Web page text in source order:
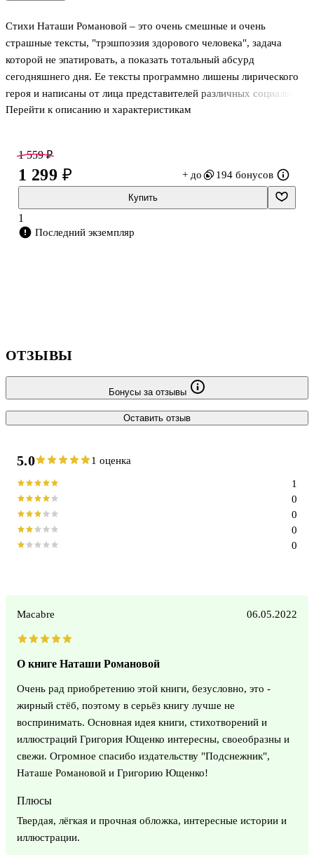
Стихи Наташи Романовой – это очень смешные и очень
страшные тексты, "трэшпоэзия здорового человека", задача
которой не эпатировать, а показать тотальный абсурд
сегодняшнего дня. Ее тексты программно лишены лирического
героя и написаны от лица представителей различных социальных
слоев современной России, воспроизводя особенности речи
исследование обыденного человеческого ужаса, обратной
стороной которого является мрачный инфернальный комизм.
"Учебник литературы для придурков" – это самая
концептуальная ее работа. Все тексты здесь объединены единой
сквозной темой: классики русской литературы
Перейти к описанию и характеристикам
1 559 ₽
1 299 ₽ + до 194 бонусов
Купить
1
Последний экземпляр
ОТЗЫВЫ
Бонусы за отзывы
Оставить отзыв
5.0 1 оценка
0
0
0
0
1
Macabre 06.05.2022
О книге Наташи Романовой
Очень рад приобретению этой книги, безусловно, это -
жирный стёб, поэтому в серьёз книгу лучше не
воспринимать. Основная идея книги, стихотворений и
иллюстраций Григория Ющенко интересны, своеобразны и
свежи. Огромное спасибо издательству "Подснежник",
Наташе Романовой и Григорию Ющенко!
Плюсы
Твердая, лёгкая и прочная обложка, интересные истории и
иллюстрации.